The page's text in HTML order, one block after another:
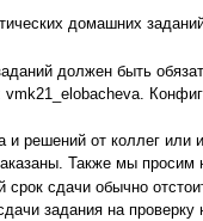
домашних
должен быть
решений от коллег или
Также мы
сдачи обычно
задания на